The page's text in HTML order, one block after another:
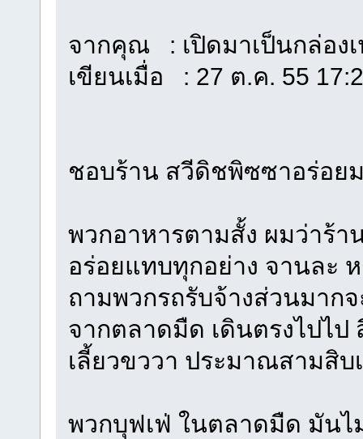
จากคุณ : เปิดมาเป็นกล่อง
เขียนเมื่อ : 27 ต.ค. 55
ชอบร้าน สวีดิชพิซซาอร่อย
พวกอาหารตามสั้ง ผมว่าร้า
อร่อยแทบทุกอย่าง จานละ
ถามพวกรถรับจ้างส่วนมากจ
จากตลาดมืด เดินตรงไปไป
เลี้ยวขววา ประมาณสามสิบ
พวกบุฟเฟ่ ในตลาดมืด มันไ